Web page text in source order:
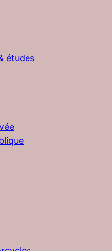
études